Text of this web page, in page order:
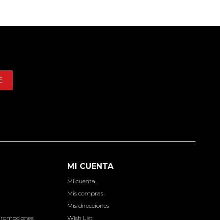
MI CUENTA
Mi cuenta
Mis compras
Mis direcciones
Wish List